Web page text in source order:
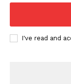
I've read and